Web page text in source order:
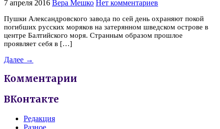
7 апреля 2016 Вера Мешко Нет комментариев
Пушки Александровского завода по сей день охраняют покой
погибших русских моряков на затерянном шведском острове в
центре Балтийского моря. Странным образом прошлое
проявляет себя в […]
Далее →
Комментарии
ВКонтакте
Редакция
Разное